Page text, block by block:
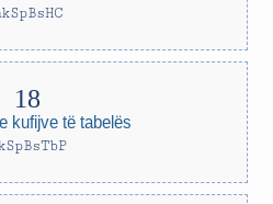
kufijve të tabelës